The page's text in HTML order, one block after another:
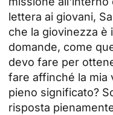
lettera ai giovani,
che la giovinezza è
domande, come
devo fare per
fare affinché la mia
pieno significato?
risposta